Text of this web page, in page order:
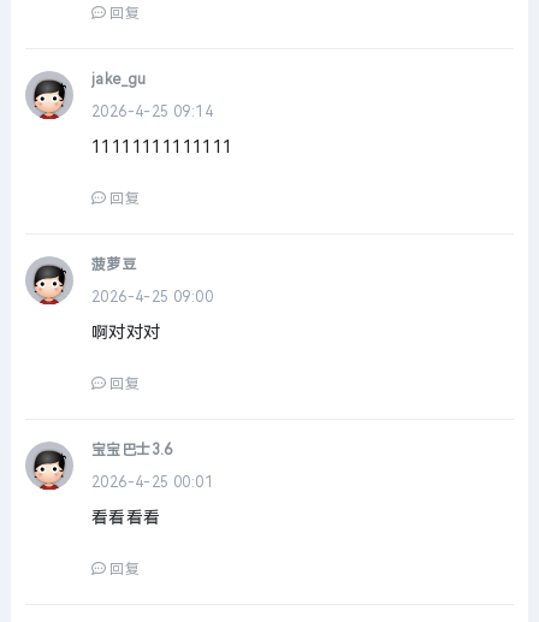
回复
jake_gu
2026-4-25 09:14
11111111111111
回复
菠萝豆
2026-4-25 09:00
啊对对对
回复
宝宝巴士3.6
2026-4-25 00:01
看看看看
回复